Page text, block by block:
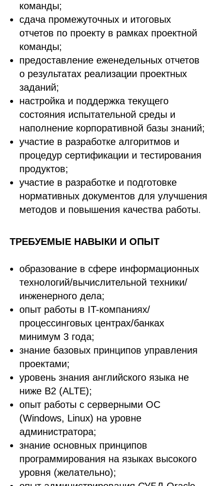
команды;
сдача промежуточных и итоговых
отчетов по проекту в рамках проектной
команды;
предоставление еженедельных отчетов
о результатах реализации проектных
заданий;
настройка и поддержка текущего
состояния испытательной среды и
наполнение корпоративной базы знаний;
участие в разработке алгоритмов и
процедур сертификации и тестирования
продуктов;
участие в разработке и подготовке
нормативных документов для улучшения
методов и повышения качества работы.
ТРЕБУЕМЫЕ НАВЫКИ И ОПЫТ
образование в сфере информационных
технологий/вычислительной техники/
инженерного дела;
опыт работы в IT-компаниях/
процессинговых центрах/банках
минимум 3 года;
знание базовых принципов управления
проектами;
уровень знания английского языка не
ниже B2 (ALTE);
опыт работы с серверными ОС
(Windows, Linux) на уровне
администратора;
знание основных принципов
программирования на языках высокого
уровня (желательно);